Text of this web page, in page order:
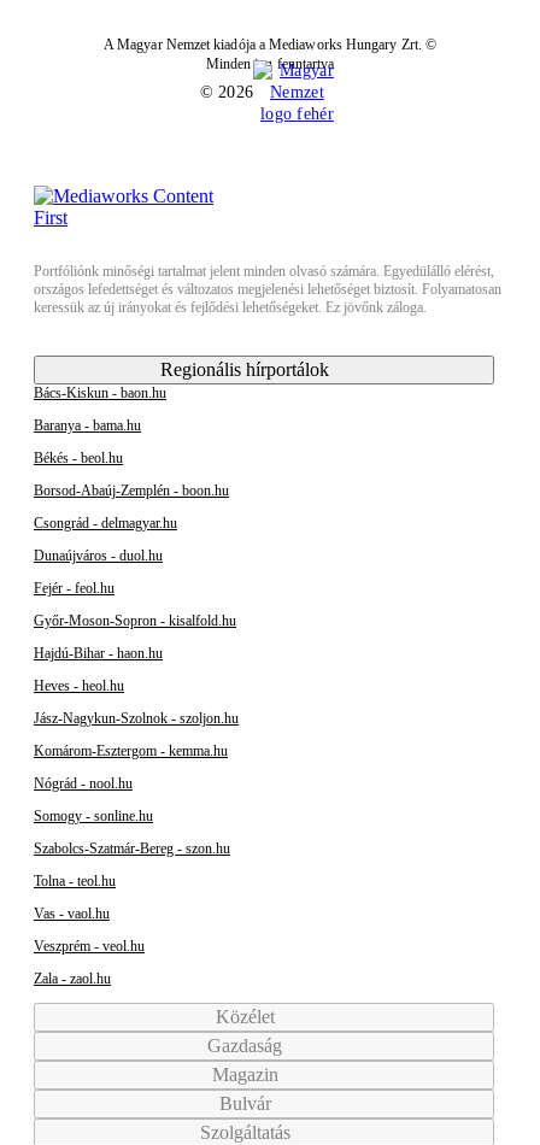
A Magyar Nemzet kiadója a Mediaworks Hungary Zrt. ©
Minden jog fenntartva
© 2026
Portfóliónk minőségi tartalmat jelent minden olvasó számára. Egyedülálló elérést,
országos lefedettséget és változatos megjelenési lehetőséget biztosít. Folyamatosan
keressük az új irányokat és fejlődési lehetőségeket. Ez jövőnk záloga.
Regionális hírportálok
Bács-Kiskun - baon.hu
Baranya - bama.hu
Békés - beol.hu
Borsod-Abaúj-Zemplén - boon.hu
Csongrád - delmagyar.hu
Dunaújváros - duol.hu
Fejér - feol.hu
Győr-Moson-Sopron - kisalfold.hu
Hajdú-Bihar - haon.hu
Heves - heol.hu
Jász-Nagykun-Szolnok - szoljon.hu
Komárom-Esztergom - kemma.hu
Nógrád - nool.hu
Somogy - sonline.hu
Szabolcs-Szatmár-Bereg - szon.hu
Tolna - teol.hu
Vas - vaol.hu
Veszprém - veol.hu
Zala - zaol.hu
Közélet
Gazdaság
Magazin
Bulvár
Szolgáltatás